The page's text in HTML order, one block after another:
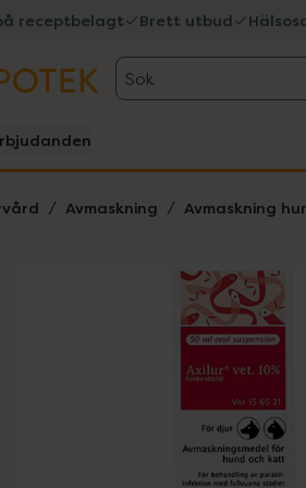
receptbelagt Brett utbud
Sök
Avmaskning Avmaskning
Lista: . Innehåller 1 objekt.